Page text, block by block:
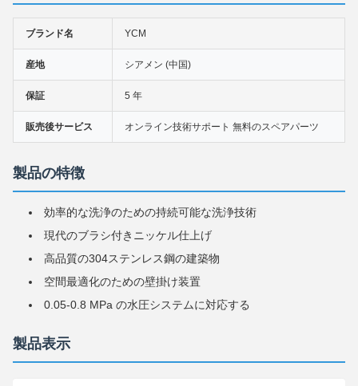
ブランド名 YCM
産地 シアメン (中国)
保証 5 年
販売後サービス オンライン技術サポート 無料のスペアパーツ
製品の特徴
効率的な洗浄のための持続可能な洗浄技術
現代のブラシ付きニッケル仕上げ
高品質の304ステンレス鋼の建築物
空間最適化のための壁掛け装置
0.05-0.8 MPa の水圧システムに対応する
製品表示